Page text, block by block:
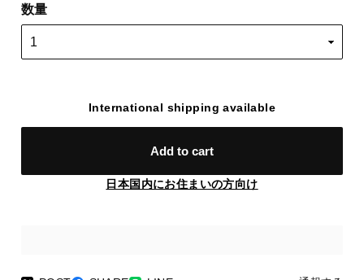
数量
International shipping available
Add to cart
日本国内にお住まいの方向け